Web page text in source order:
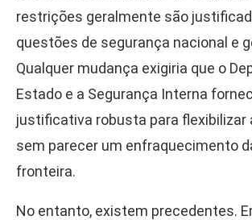
restrições geralmente são
questões de segurança nacional e
Qualquer mudança exigiria que o
Estado e a Segurança Interna
justificativa robusta para flexibilizar
sem parecer um enfraquecimento
fronteira.
No entanto, existem precedentes.